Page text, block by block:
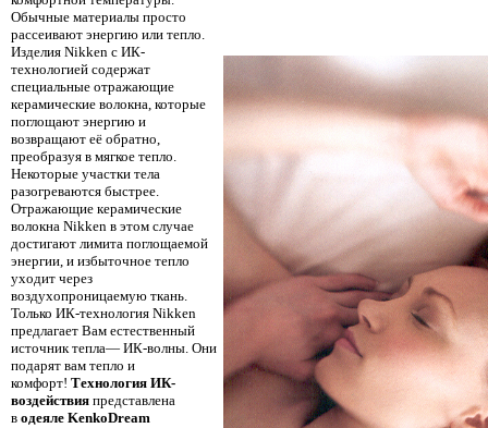
Обычные материалы просто
рассеивают энергию или тепло.
Изделия Nikken с ИК-
технологией содержат
специальные отражающие
керамические волокна, которые
поглощают энергию и
возвращают её обратно,
преобразуя в мягкое тепло.
Некоторые участки тела
разогреваются быстрее.
Отражающие керамические
волокна Nikken в этом случае
достигают лимита поглощаемой
энергии, и избыточное тепло
уходит через
воздухопроницаемую ткань.
Только ИК-технология Nikken
предлагает Вам естественный
источник тепла— ИК-волны. Они
подарят вам тепло и
комфорт! Технология ИК-
воздействия представлена
в одеяле KenkoDream